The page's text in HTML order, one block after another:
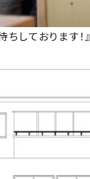
しております！』